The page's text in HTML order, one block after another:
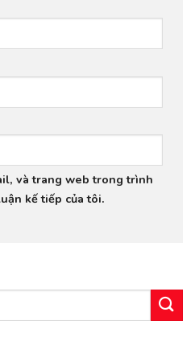
và trang web trong trình
kế tiếp của tôi.